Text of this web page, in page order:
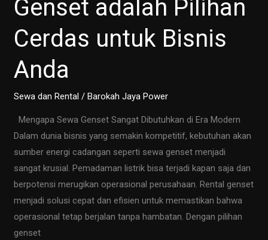
Jam!
Genset adalah Pilihan
Cerdas untuk Bisnis
Anda
Sewa dan Rental /Barokah Jaya Power
Mengapa Sewa Genset Sangat Dibutuhkan di Era Modern
Dalam dunia bisnis yang semakin kompetitif, kebutuhan akan
sumber energi cadangan seperti sewa genset menjadi
sangat krusial. Pemadaman listrik bisa terjadi kapan saja dan
berpotensi merugikan operasional perusahaan. Rental genset
menjadi solusi cepat dan efisien untuk memastikan bahwa
operasional tetap berjalan tanpa hambatan. Dengan pilihan
genset